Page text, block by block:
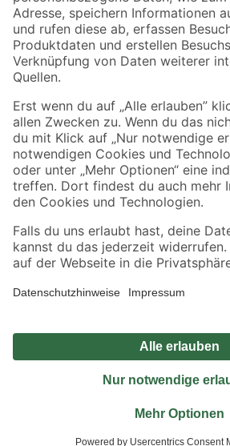
Zahlungsarten
Sicher einkaufen
Jetzt die toom-App herunterladen
Alle Preisangaben in EUR inkl. gesetzl. MwSt.. Die
Umständen nicht in allen Märkten verfügbar. Die
Produkte nur solange der Vorrat reicht.
*Paketversand ab 59 € versandkostenfrei, gilt nicht für
Privatsphäre Impressum
Nutzungsbedingungen
Widerrufsrecht
© 2026 toom Baumarkt GmbH